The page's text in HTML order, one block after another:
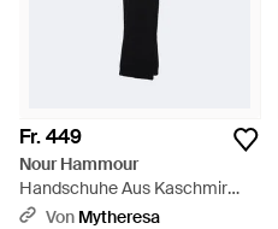
Fr. 449
Nour Hammour
Handschuhe Aus Kaschmir
Und Wolle - Schwarz
Von Mytheresa